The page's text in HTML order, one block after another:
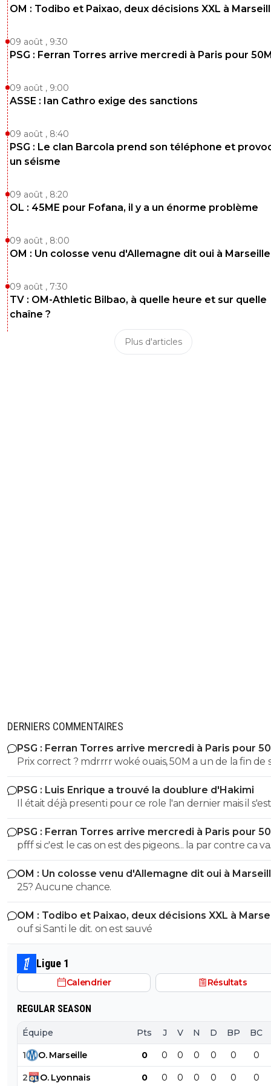
OM : Todibo et Paixao, deux décisions XXL à
09 août , 9:30
PSG : Ferran Torres arrive mercredi à Paris pour
09 août , 9:00
ASSE : Ian Cathro exige des sanctions
09 août , 8:40
PSG : Le clan Barcola prend son téléphone et
un séisme
09 août , 8:20
OL : 45ME pour Fofana, il y a un énorme problème
09 août , 8:00
OM : Un colosse venu d'Allemagne dit oui à Marseille
09 août , 7:30
TV : OM-Athletic Bilbao, à quelle heure et sur quelle
chaîne ?
Plus d'articles
DERNIERS COMMENTAIRES
PSG : Ferran Torres arrive mercredi à Paris pour
Prix correct ? mdrrrr woké ouais, 50M a un de la fin de
contrat, la blague, venez pas pleurer quand je
sur Godts
PSG : Luis Enrique a trouvé la doublure d'Hakimi
Il était déjà presenti pour ce role l'an dernier mais il
l'épaule en juin 2025 avec l'EDF et ça a pourri sa 1ere
de saison. Espérons que ça colle cette fois ci
PSG : Ferran Torres arrive mercredi à Paris pour
pfff si c'est le cas on est des pigeons... la par contre ca va
choquer personne ? On galere a mettre 10M de plus sur
Godts tout le monde m'explique "gneuh gneuh c'est
normal on veut pas surpayer" alors qu'on joue les
10M pres. Mais un mec remplacant au Barca dans la derniere
année de son contrat et qui a flop a city, mettre 50M
eux ils otn eu Adeymi pour 29M on va vouloir me faire
la pillule que c'est bien ? et allez vous faire foutre C'est
Kroupi Jr qu'il fallait putain !
OM : Un colosse venu d'Allemagne dit oui à
25? Aucune chance.
OM : Todibo et Paixao, deux décisions XXL à
ouf si Santi le dit. on est sauvé
Ligue 1
Calendrier Résultats
REGULAR SEASON
Équipe Pts J V N D BP BC
1 O. Marseille 0 0 0 0 0 0 0
2 O. Lyonnais 0 0 0 0 0 0 0